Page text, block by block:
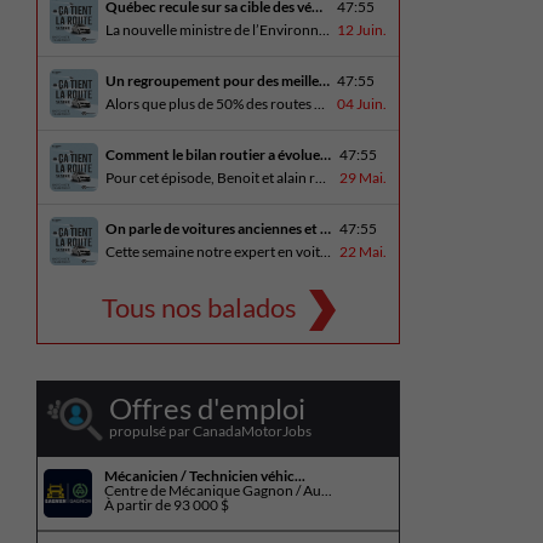
Québec recule sur sa cible des véhicules électriques
47:55
12 Juin.
Un regroupement pour des meilleures routes au Québec 47:55
04 Juin.
Comment le bilan routier a évoluer depuis 1973 47:55
29 Mai.
On parle de voitures anciennes et du nouveau Kia Seltos 2027 47:55
22 Mai.
Tous nos balados
Offres d'emploi
propulsé par CanadaMotorJobs
Mécanicien / Technicien véhic...
Centre de Mécanique Gagnon / Au...
À partir de 93 000 $